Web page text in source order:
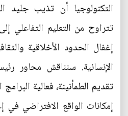
التكنولوجيا أن تذيب جليد
تتراوح من التعليم التفاعلي
إغفال الحدود الأخلاقية
الإنسانية. سنناقش محاور
تقديم الطمأنينة، فعالية
إمكانات الواقع الافتراضي